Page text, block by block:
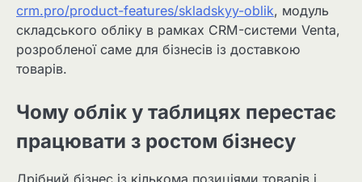
crm.pro/product-features/skladskyy-oblik, модуль
складського обліку в рамках CRM-системи Venta,
розробленої саме для бізнесів із доставкою
товарів.
Чому облік у таблицях перестає
працювати з ростом бізнесу